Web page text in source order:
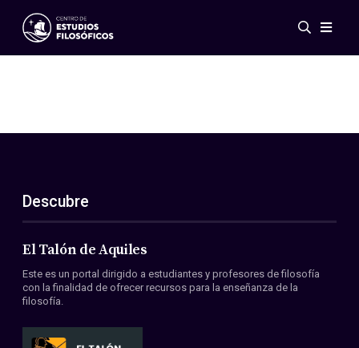
Eventos
ES
EN
Acerca de nosotros
Miembros
Convenios
Descubre
El Talón de Aquiles
Este es un portal dirigido a estudiantes y profesores de filosofía
con la finalidad de ofrecer recursos para la enseñanza de la
filosofía.